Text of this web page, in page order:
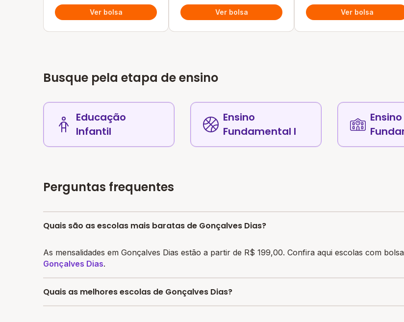
Ver bolsa Ver bolsa Ver bolsa
Busque pela etapa de ensino
Educação
Infantil
Ensino
Fundamental I
Ensino
Perguntas frequentes
Quais são as escolas mais baratas de Gonçalves Dias?
As mensalidades em Gonçalves Dias estão a partir de R$ 199,00. Confira aqui escolas com
Gonçalves Dias.
Quais as melhores escolas de Gonçalves Dias?